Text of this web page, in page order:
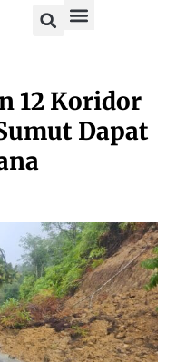
12 Koridor
Dapat